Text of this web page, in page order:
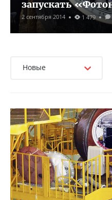
запускать
2 сентября 2014 1 479
Новые